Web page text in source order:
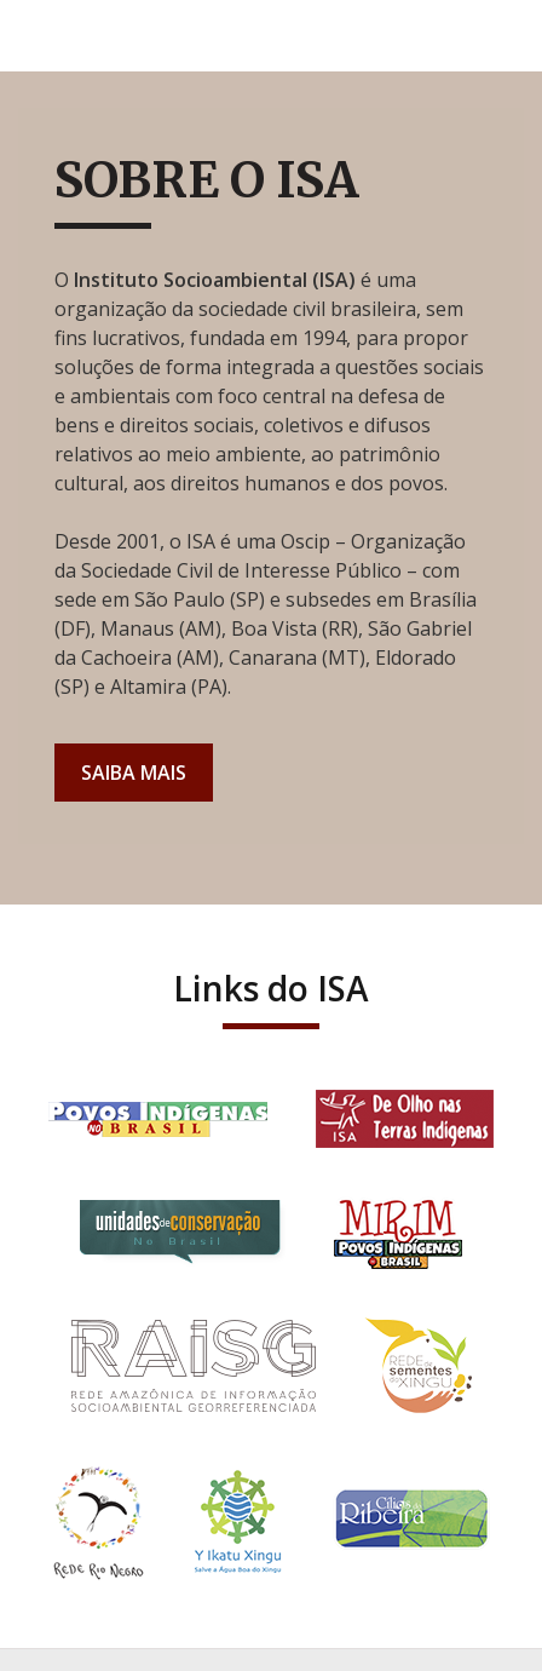
SOBRE O ISA
O Instituto Socioambiental (ISA) é uma
organização da sociedade civil brasileira, sem
fins lucrativos, fundada em 1994, para propor
soluções de forma integrada a questões sociais
e ambientais com foco central na defesa de
bens e direitos sociais, coletivos e difusos
relativos ao meio ambiente, ao patrimônio
cultural, aos direitos humanos e dos povos.
Desde 2001, o ISA é uma Oscip – Organização
da Sociedade Civil de Interesse Público – com
sede em São Paulo (SP) e subsedes em Brasília
(DF), Manaus (AM), Boa Vista (RR), São Gabriel
da Cachoeira (AM), Canarana (MT), Eldorado
(SP) e Altamira (PA).
SAIBA MAIS
Links do ISA